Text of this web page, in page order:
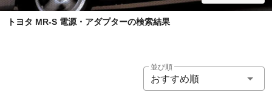
トヨタ MR-S 電源・アダプターの検索結果
並び順
おすすめ順